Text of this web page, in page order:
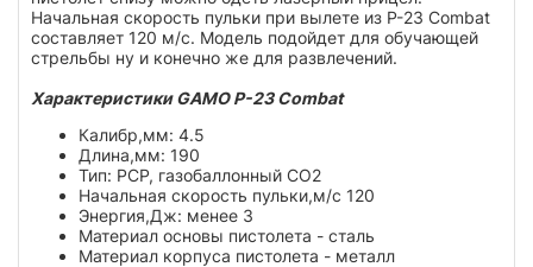
Начальная скорость пульки при вылете из P-23 Combat
составляет 120 м/с. Модель подойдет для обучающей
стрельбы ну и конечно же для развлечений.
Характеристики GAMO P-23 Combat
Калибр,мм: 4.5
Длина,мм: 190
Тип: PCP, газобаллонный СО2
Начальная скорость пульки,м/с 120
Энергия,Дж: менее 3
Материал основы пистолета - сталь
Материал корпуса пистолета - металл